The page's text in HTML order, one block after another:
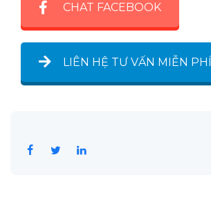
CHAT FACEBOOK
LIÊN HỆ TƯ VẤN MIỄN PHÍ